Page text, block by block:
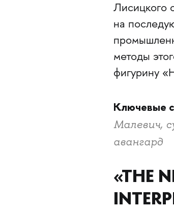
Лисицкого
на
методы
фигурину
Ключевые
Малевич,
авангард
«THE